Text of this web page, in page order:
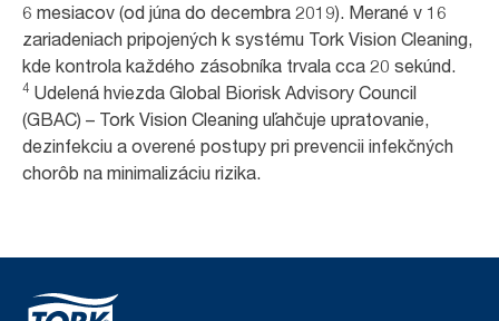
6 mesiacov (od júna do decembra 2019). Merané v 16
zariadeniach pripojených k systému Tork Vision Cleaning,
kde kontrola každého zásobníka trvala cca 20 sekúnd.
4 Udelená hviezda Global Biorisk Advisory Council
(GBAC) – Tork Vision Cleaning uľahčuje upratovanie,
dezinfekciu a overené postupy pri prevencii infekčných
chorôb na minimalizáciu rizika.